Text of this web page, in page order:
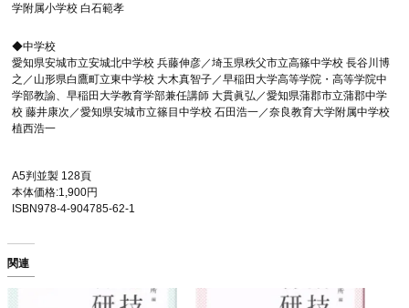
学附属小学校 白石範孝
◆中学校
愛知県安城市立安城北中学校 兵藤伸彦／埼玉県秩父市立高篠中学校 長谷川博
之／山形県白鷹町立東中学校 大木真智子／早稲田大学高等学院・高等学院中
学部教諭、早稲田大学教育学部兼任講師 大貫眞弘／愛知県蒲郡市立蒲郡中学
校 藤井康次／愛知県安城市立篠目中学校 石田浩一／奈良教育大学附属中学校
植西浩一
A5判並製 128頁
本体価格:1,900円
ISBN978-4-904785-62-1
関連